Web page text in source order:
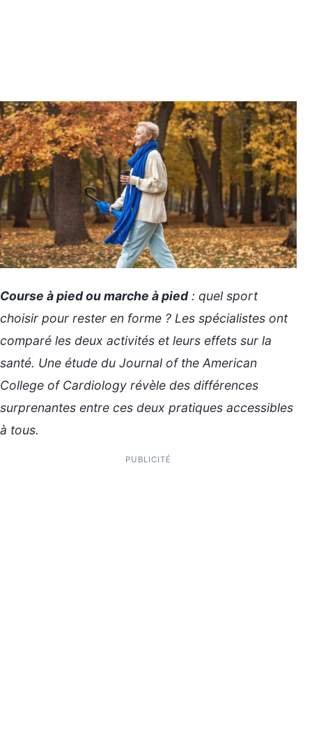
Course à pied ou marche à pied: quel sport
choisir pour rester en forme ? Les spécialistes ont
comparé les deux activités et leurs effets sur la
santé. Une étude du Journal of the American
College of Cardiology révèle des différences
surprenantes entre ces deux pratiques accessibles
à tous.
PUBLICITÉ